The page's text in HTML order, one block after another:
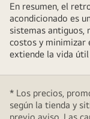
En resumen, el
acondicionado es
sistemas antiguos,
costos y minimizar
extiende la vida
* Los precios,
según la tienda y